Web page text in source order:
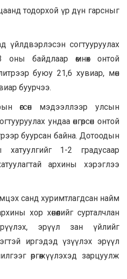
тодорхой үр дүн гарсныг
үйлдвэрлэсэн согтууруулах
байдлаар өмнөх онтой
буюу 21,6 хувиар, мөн
буурчээ.
өгсөн мэдээллээр улсын
ундаа өнгөрсөн онтой
буурсан байна. Дотоодын
хатуулгийг 1-2 градусаар
хатуулагтай архины хэрэглээ
санд хуримтлагдсан найм
хор хөнөөлийг сурталчлан
эрүүл зан үйлийг
иргэдэд үзүүлэх эрүүл
өргөжүүлэхэд зарцуулж